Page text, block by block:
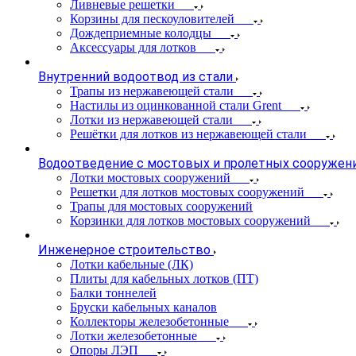
Ливневые решетки
Корзины для пескоуловителей
Дождеприемные колодцы
Аксессуары для лотков
Внутренний водоотвод из стали
Трапы из нержавеющей стали
Настилы из оцинкованной стали Grent
Лотки из нержавеющей стали
Решётки для лотков из нержавеющей стали
Водоотведение с мостовых и пролетных
Лотки мостовых сооружений
Решетки для лотков мостовых сооружений
Трапы для мостовых сооружений
Корзинки для лотков мостовых сооружений
Инженерное строительство
Лотки кабельные (ЛК)
Плиты для кабельных лотков (ПТ)
Балки тоннелей
Бруски кабельных каналов
Коллекторы железобетонные
Лотки железобетонные
Опоры ЛЭП